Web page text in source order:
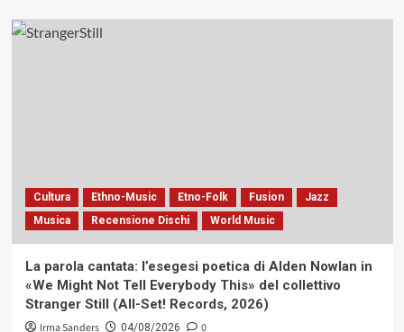
Cultura Ethno-Music Etno-Folk Fusion
Jazz
Musica
Recensione Dischi World Music
La parola cantata: l’esegesi poetica di Alden Nowlan in
«We Might Not Tell Everybody This» del collettivo
Stranger Still (All-Set! Records, 2026)
Irma Sanders 04/08/2026 0